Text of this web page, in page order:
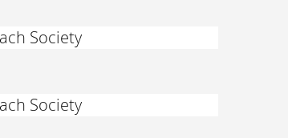
Society
Society